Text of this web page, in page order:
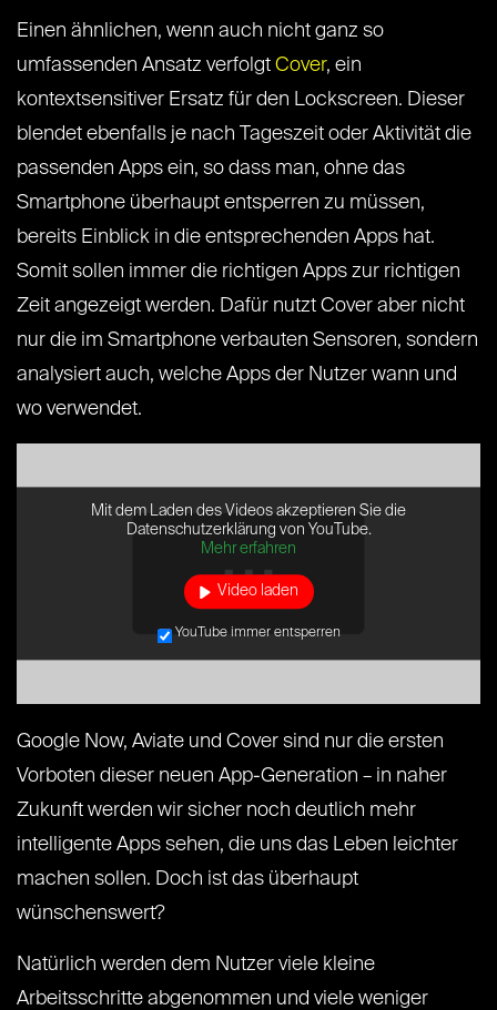
Einen ähnlichen, wenn auch nicht ganz so
umfassenden Ansatz verfolgt Cover, ein
kontextsensitiver Ersatz für den Lockscreen. Dieser
blendet ebenfalls je nach Tageszeit oder Aktivität die
passenden Apps ein, so dass man, ohne das
Smartphone überhaupt entsperren zu müssen,
bereits Einblick in die entsprechenden Apps hat.
Somit sollen immer die richtigen Apps zur richtigen
Zeit angezeigt werden. Dafür nutzt Cover aber nicht
nur die im Smartphone verbauten Sensoren, sondern
analysiert auch, welche Apps der Nutzer wann und
wo verwendet.
Mit dem Laden des Videos akzeptieren Sie die
Datenschutzerklärung von YouTube.
Mehr erfahren
Video laden
YouTube immer entsperren
Google Now, Aviate und Cover sind nur die ersten
Vorboten dieser neuen App-Generation – in naher
Zukunft werden wir sicher noch deutlich mehr
intelligente Apps sehen, die uns das Leben leichter
machen sollen. Doch ist das überhaupt
wünschenswert?
Natürlich werden dem Nutzer viele kleine
Arbeitsschritte abgenommen und viele weniger